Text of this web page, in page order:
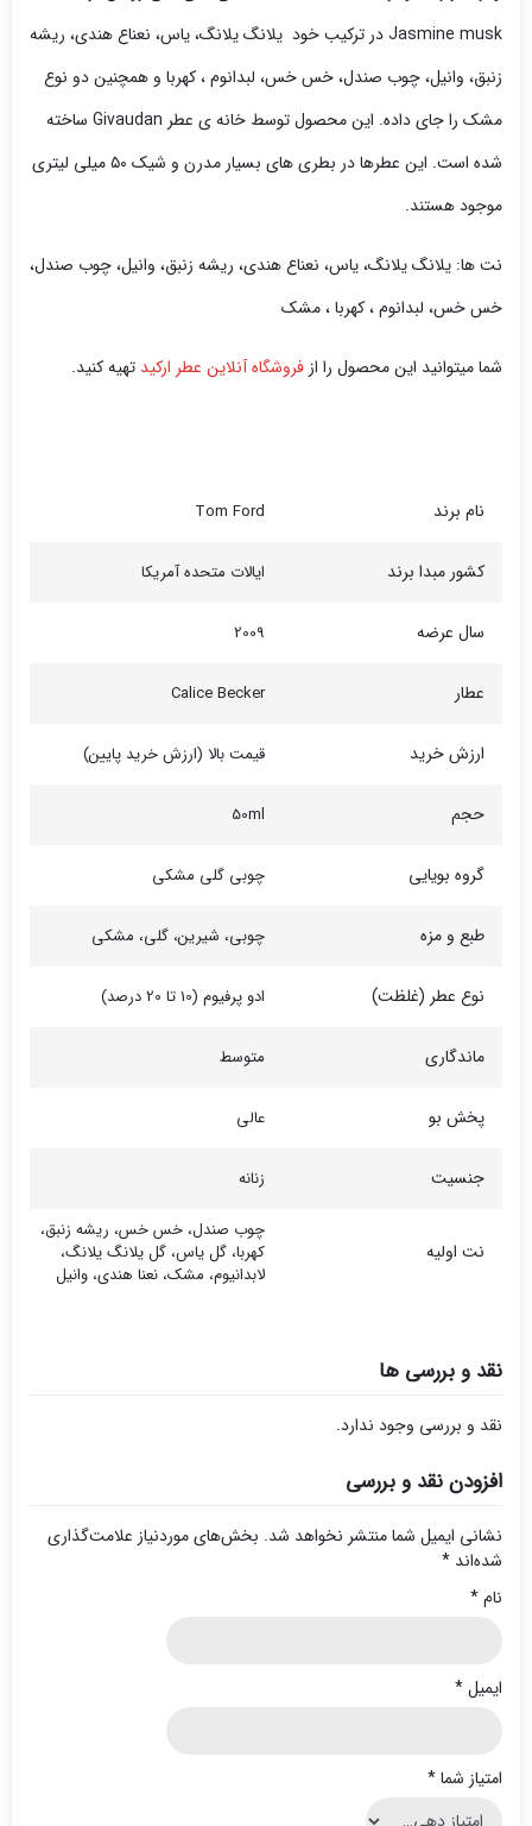
Jasmine musk در ترکیب خود یلانگ یلانگ، یاس، نعناع هندی، ریشه
زنبق، وانیل، چوب صندل، خس خس، لبدانوم ، کهربا و همچنین دو نوع
مشک را جای داده. این محصول توسط خانه ی عطر Givaudan ساخته
شده است. این عطرها در بطری های بسیار مدرن و شیک ۵۰ میلی لیتری
موجود هستند.
نت ها: یلانگ یلانگ، یاس، نعناع هندی، ریشه زنبق، وانیل، چوب صندل،
خس خس، لبدانوم ، کهربا ، مشک
شما میتوانید این محصول را از فروشگاه آنلاین عطر ارکید تهیه کنید.
نام برند Tom Ford
کشور مبدا برند ایالات متحده آمریکا
سال عرضه 2009
عطار Calice Becker
ارزش خرید قیمت بالا (ارزش خرید پایین)
حجم 50ml
گروه بویایی چوبی گلی مشکی
طبع و مزه چوبی، شیرین، گلی، مشکی
نوع عطر (غلظت) ادو پرفیوم (10 تا 20 درصد)
ماندگاری متوسط
پخش بو عالی
جنسیت زنانه
نت اولیه
چوب صندل، خس خس، ریشه زنبق،
کهربا، گل یاس، گل یلانگ یلانگ،
لابدانیوم، مشک، نعنا هندی، وانیل
نقد و بررسی ها
نقد و بررسی وجود ندارد.
افزودن نقد و بررسی
نشانی ایمیل شما منتشر نخواهد شد. بخش‌های موردنیاز علامت‌گذاری
شده‌اند *
نام*
ایمیل*
امتیاز شما*